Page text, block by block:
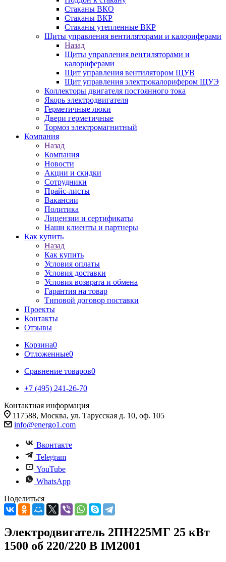
Стаканы ВКО
Стаканы ВКР
Стаканы утепленные ВКР
Щиты управления вентиляторами и калориферами
Назад
Щиты управления вентиляторами и
калориферами
Щит управления вентилятором ЩУВ
Щит управления электрокалорифером ЩУЭ
Коллекторы двигателя постоянного тока
Якорь электродвигателя
Герметичные люки
Двери герметичные
Тормоз электромагнитный
Компания
Назад
Компания
Новости
Акции и скидки
Сотрудники
Прайс-листы
Вакансии
Политика
Лицензии и сертификаты
Наши клиенты и партнеры
Как купить
Назад
Как купить
Условия оплаты
Условия доставки
Условия возврата и обмена
Гарантия на товар
Типовой договор поставки
Проекты
Контакты
Отзывы
Корзина0
Отложенные0
Сравнение товаров0
+7 (495) 241-26-70
Контактная информация
117588, Москва, ул. Тарусская д. 10, оф. 105
info@energo1.com
Вконтакте
Telegram
YouTube
WhatsApp
Поделиться
Электродвигатель 2ПН225МГ 25 кВт
1500 об 220/220 В IM2001